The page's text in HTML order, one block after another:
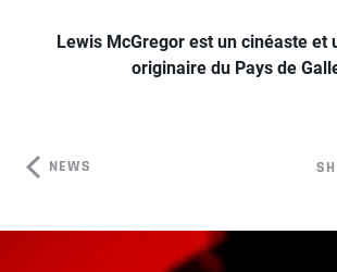
Lewis McGregor est un cinéaste et
originaire du Pays de
NEWS